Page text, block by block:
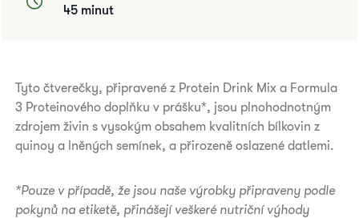
45 minut
​Tyto čtverečky, připravené z Protein Drink Mix a Formula
3 Proteinového doplňku v prášku*, jsou plnohodnotným
zdrojem živin s vysokým obsahem kvalitních bílkovin z
quinoy a lněných semínek, a přirozeně oslazené datlemi.
*Pouze v případě, že jsou naše výrobky připraveny podle
pokynů na etiketě, přinášejí veškeré nutriční výhody